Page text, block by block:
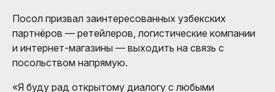
Посол призвал заинтересованных узбекских
партнёров — ретейлеров, логистические компании
и интернет-магазины — выходить на связь с
посольством напрямую.
«Я буду рад открытому диалогу с любыми